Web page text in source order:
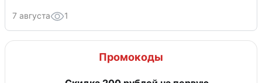
7 августа 1
Промокоды